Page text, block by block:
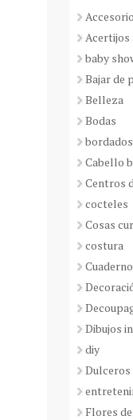
Acertijos
baby
Bajar de
Belleza
Bodas
bordados
Cabello
Centros
cocteles
Cosas
costura
Dibujos
diy
Dulceros
Flores